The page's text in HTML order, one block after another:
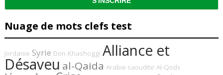
Nuage de mots clefs test
Jordanie Syrie Don Khashoggi Alliance et
Désaveu al-Qaida Arabie saoudite Al-Qods